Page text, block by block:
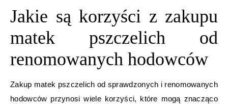
Jakie są korzyści z zakupu
matek pszczelich od
renomowanych hodowców
Zakup matek pszczelich od sprawdzonych i renomowanych
hodowców przynosi wiele korzyści, które mogą znacząco